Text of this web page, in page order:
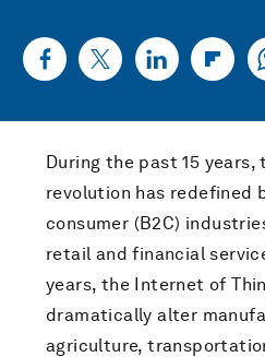
During the past 15
revolution has redefined
consumer (B2C)
retail and financial
years, the Internet of
dramatically alter
agriculture,